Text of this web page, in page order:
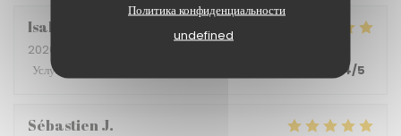
Политика конфиденциальности
undefined
Isabelle
2026-05-21
Услуги
4/5
Sébastien J